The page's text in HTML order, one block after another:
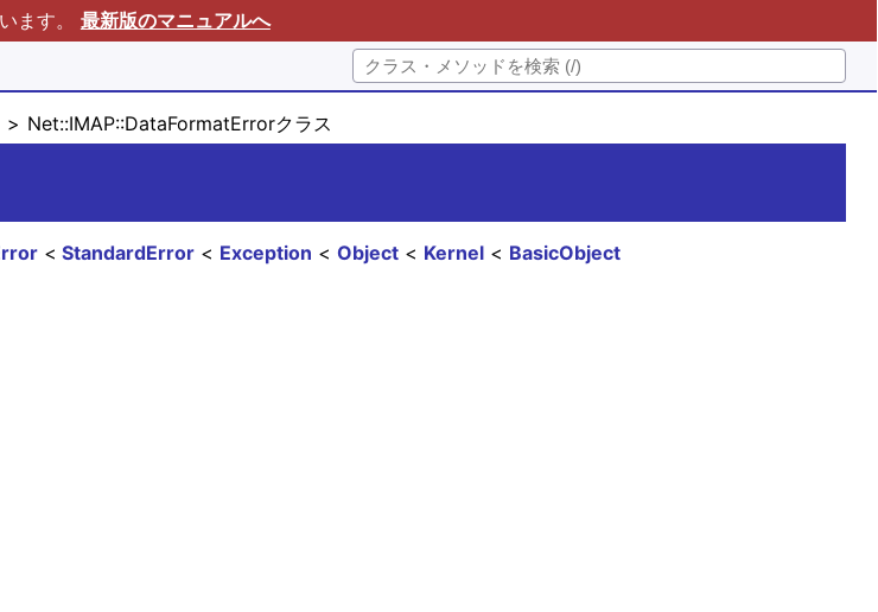
ます。 最新版のマニュアルへ
Net::IMAP::DataFormatErrorクラス
BasicObject
Kernel
Object
Exception
StandardError